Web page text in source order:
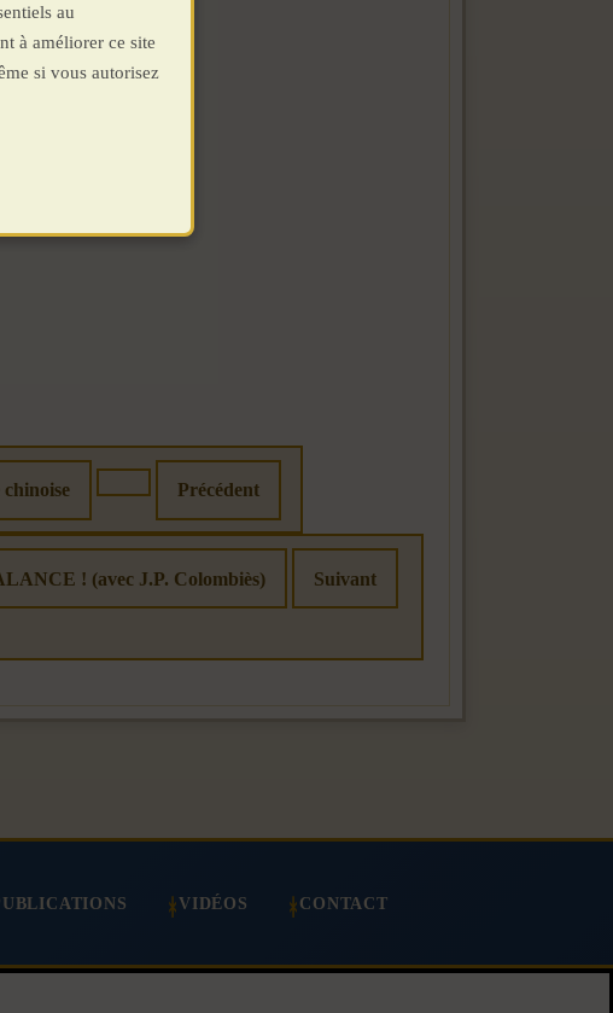
Précédent
! (avec J.P. Colombiès) Suivant
VIDÉOS CONTACT
au
à améliorer ce site
si vous autorisez